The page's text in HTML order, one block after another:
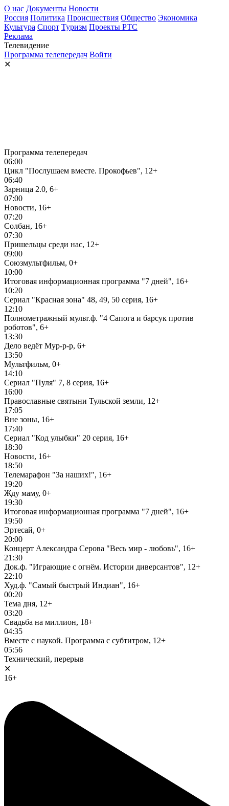
О нас Документы Новости
Россия Политика Происшествия Общество Экономика
Культура Спорт Туризм Проекты РТС
Реклама
Телевидение
Программа телепередач Войти
✕
Программа телепередач
06:00
Цикл "Послушаем вместе. Прокофьев", 12+
06:40
Зарница 2.0, 6+
07:00
Новости, 16+
07:20
Солбан, 16+
07:30
Пришельцы среди нас, 12+
09:00
Союзмультфильм, 0+
10:00
Итоговая информационная программа "7 дней", 16+
10:20
Сериал "Красная зона" 48, 49, 50 серия, 16+
12:10
Полнометражный мульт.ф. "4 Сапога и барсук против
роботов", 6+
13:30
Дело ведёт Мур-р-р, 6+
13:50
Мультфильм, 0+
14:10
Сериал "Пуля" 7, 8 серия, 16+
16:00
Православные святыни Тульской земли, 12+
17:05
Вне зоны, 16+
17:40
Сериал "Код улыбки" 20 серия, 16+
18:30
Новости, 16+
18:50
Телемарафон "За наших!", 16+
19:20
Жду маму, 0+
19:30
Итоговая информационная программа "7 дней", 16+
19:50
Эртесай, 0+
20:00
Концерт Александра Серова "Весь мир - любовь", 16+
21:30
Док.ф. "Играющие с огнём. Истории диверсантов", 12+
22:10
Худ.ф. "Самый быстрый Индиан", 16+
00:20
Тема дня, 12+
03:20
Свадьба на миллион, 18+
04:35
Вместе с наукой. Программа с субтитром, 12+
05:56
Технический, перерыв
✕
16+